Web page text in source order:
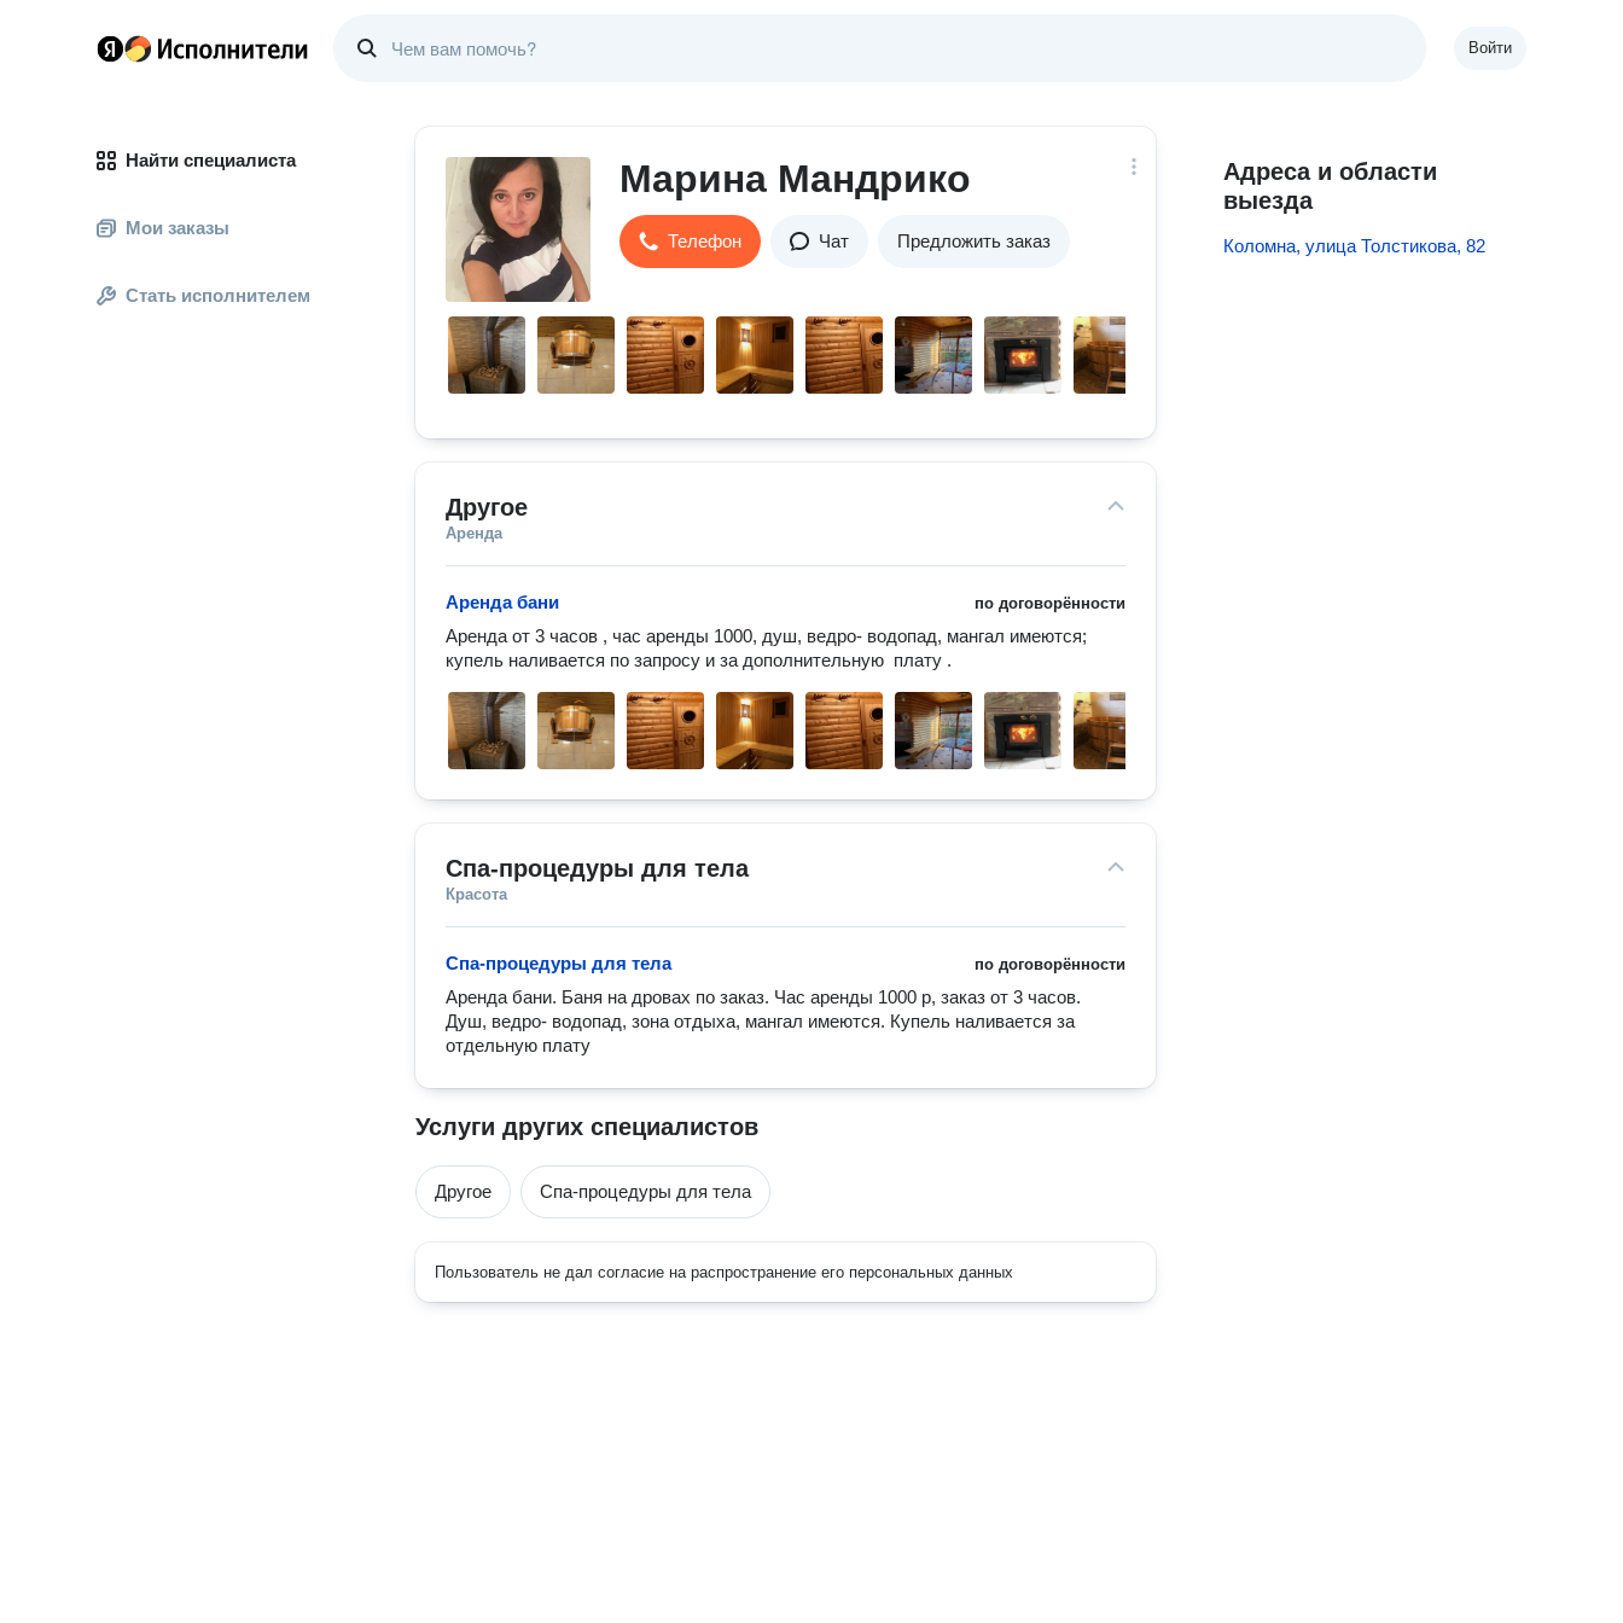
Войти
Найти специалиста
Мои заказы
Стать исполнителем
Марина Мандрико
Телефон Чат Предложить заказ
Другое
Аренда
по договорённости
Аренда бани
Аренда от 3 часов , час аренды 1000, душ, ведро- водопад, мангал имеются;
купель наливается по запросу и за дополнительную  плату .
Спа-процедуры для тела
Красота
по договорённости
Спа-процедуры для тела
Аренда бани. Баня на дровах по заказ. Час аренды 1000 р, заказ от 3 часов.
Душ, ведро- водопад, зона отдыха, мангал имеются. Купель наливается за
отдельную плату
Услуги других специалистов
Другое Спа-процедуры для тела
Пользователь не дал согласие на распространение его персональных данных
Адреса и области
выезда
Коломна, улица Толстикова, 82